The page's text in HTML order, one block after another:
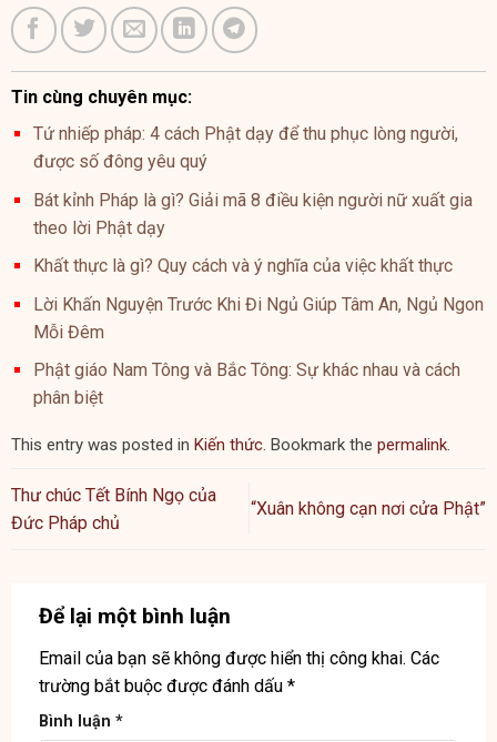
Tin cùng chuyên mục:
Tứ nhiếp pháp: 4 cách Phật dạy để thu phục lòng người,
được số đông yêu quý
Bát kỉnh Pháp là gì? Giải mã 8 điều kiện người nữ xuất gia
theo lời Phật dạy
Khất thực là gì? Quy cách và ý nghĩa của việc khất thực
Lời Khấn Nguyện Trước Khi Đi Ngủ Giúp Tâm An, Ngủ Ngon
Mỗi Đêm
Phật giáo Nam Tông và Bắc Tông: Sự khác nhau và cách
phân biệt
This entry was posted in Kiến thức . Bookmark the permalink
Thư chúc Tết Bính Ngọ của
Đức Pháp chủ
“Xuân không cạn nơi cửa Phật”
Để lại một bình luận
Email của bạn sẽ không được hiển thị công khai. Các
trường bắt buộc được đánh dấu *
Bình luận *